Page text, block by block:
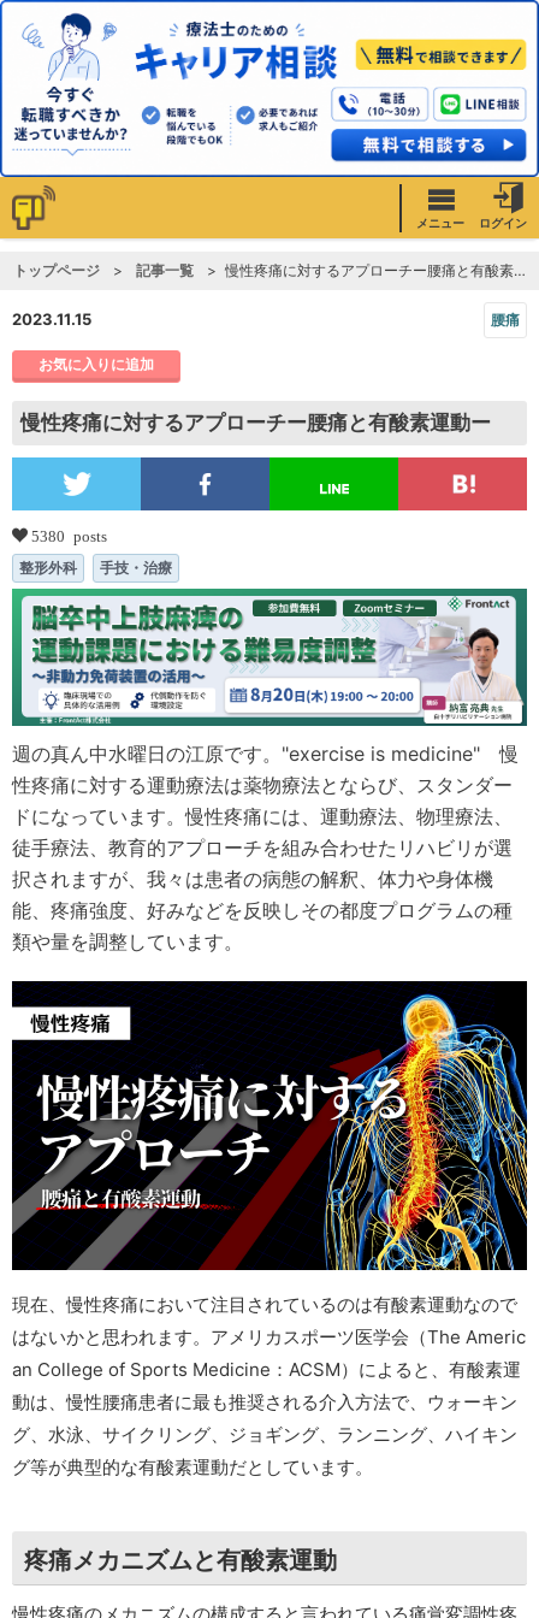
メニュー ログイン
トップページ 記事一覧 慢性疼痛に対するアプローチー腰痛と有酸素運動ー
2023.11.15 腰痛
お気に入りに追加
慢性疼痛に対するアプローチー腰痛と有酸素運動ー
5380 posts
整形外科 手技・治療
週の真ん中水曜日の江原です。"exercise is medicine" 慢
性疼痛に対する運動療法は薬物療法とならび、スタンダー
ドになっています。慢性疼痛には、運動療法、物理療法、
徒手療法、教育的アプローチを組み合わせたリハビリが選
択されますが、我々は患者の病態の解釈、体力や身体機
能、疼痛強度、好みなどを反映しその都度プログラムの種
類や量を調整しています。
現在、慢性疼痛において注目されているのは有酸素運動なので
はないかと思われます。アメリカスポーツ医学会（The Americ
an College of Sports Medicine：ACSM）によると、有酸素運
動は、慢性腰痛患者に最も推奨される介入方法で、ウォーキン
グ、水泳、サイクリング、ジョギング、ランニング、ハイキン
グ等が典型的な有酸素運動だとしています。
疼痛メカニズムと有酸素運動